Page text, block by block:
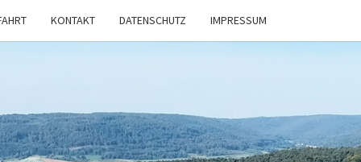
KONTAKT DATENSCHUTZ IMPRESSUM